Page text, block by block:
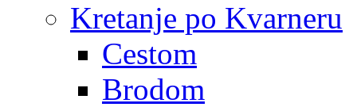
Kretanje po Kvarneru
Cestom
Brodom